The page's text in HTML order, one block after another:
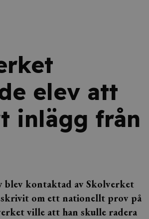
elev att
inlägg från
blev kontaktad av Skolverket
skrivit om ett nationellt prov på
ville att han skulle radera